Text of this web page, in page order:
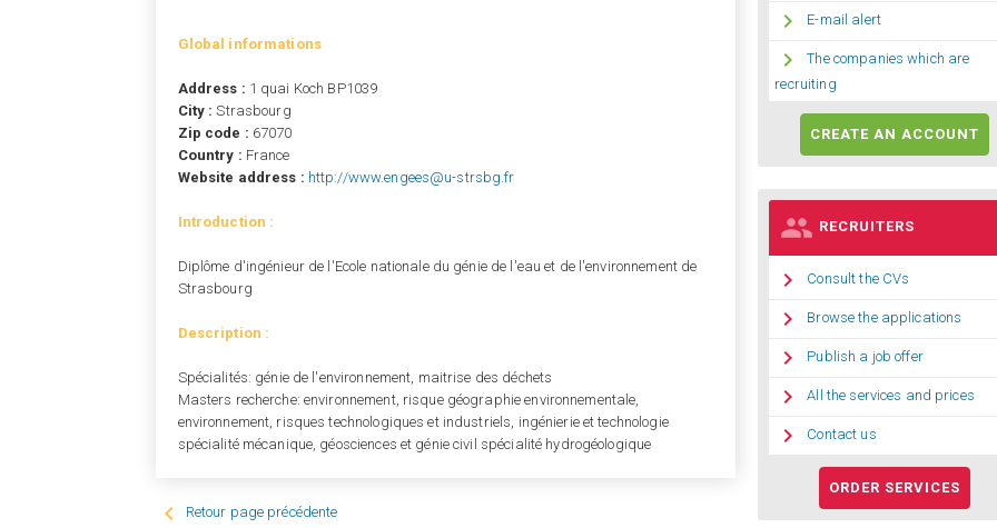
Global informations
Address : 1 quai Koch BP1039
City :Strasbourg
Zip code : 67070
Country : France
Website address : http://www.engees@u-strsbg.fr
Introduction :
Diplôme d'ingénieur de l'Ecole nationale du génie de l'eau et de l'environnement de
Strasbourg
Description :
Spécialités: génie de l'environnement, maitrise des déchets
Masters recherche: environnement, risque géographie environnementale,
environnement, risques technologiques et industriels, ingénierie et technologie
spécialité mécanique, géosciences et génie civil spécialité hydrogéologique
 Retour page précédente
 E-mail alert

The companies which are
recruiting
CREATE AN ACCOUNT
 RECRUITERS
 Consult the CVs
 Browse the applications
 Publish a job offer
 All the services and prices
 Contact us
ORDER SERVICES